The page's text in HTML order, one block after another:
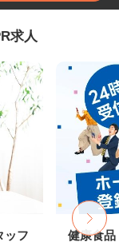
求人
ッフ
健康食品